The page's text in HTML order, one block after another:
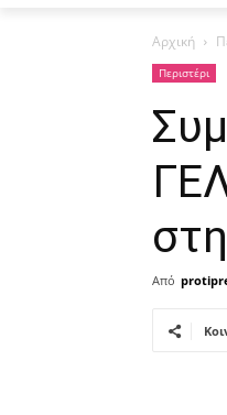
Αρχική
Περιστέρι
Από